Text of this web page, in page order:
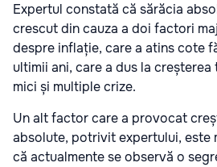
Expertul constată că sărăcia
crescut din cauza a doi factori
despre inflație, care a atins cote
ultimii ani, care a dus la
mici și multiple crize.
Un alt factor care a provocat
absolute, potrivit expertului, este
că actualmente se observă o